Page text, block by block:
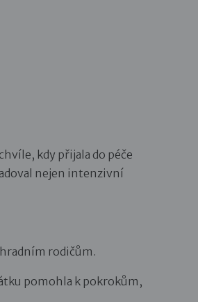
kdy přijala do péče
nejen intenzivní
rodičům.
pomohla k pokrokům,